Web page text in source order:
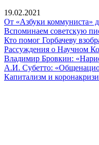
19.02.2021
От «Азбуки коммуниста»
Вспоминаем советскую
Кто помог Горбачеву
Рассуждения о Научном
Владимир Бровкин:
А.И. Субетто:
Капитализм и